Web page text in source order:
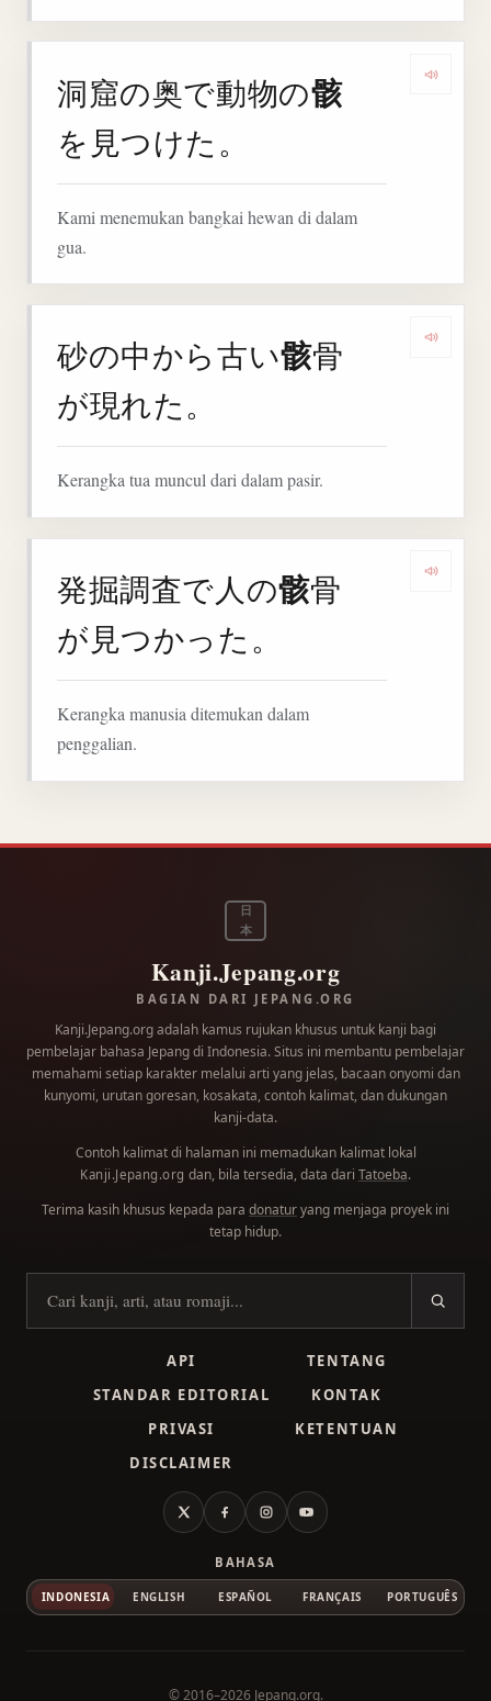
洞窟の奥で動物の骸
を見つけた。
Kami menemukan bangkai hewan di dalam
gua.
砂の中から古い骸骨
が現れた。
Kerangka tua muncul dari dalam pasir.
発掘調査で人の骸骨
が見つかった。
Kerangka manusia ditemukan dalam
penggalian.
日
本
Kanji.Jepang.org
BAGIAN DARI JEPANG.ORG
Kanji.Jepang.org adalah kamus rujukan khusus untuk kanji bagi
pembelajar bahasa Jepang di Indonesia. Situs ini membantu pembelajar
memahami setiap karakter melalui arti yang jelas, bacaan onyomi dan
kunyomi, urutan goresan, kosakata, contoh kalimat, dan dukungan
kanji-data.
Contoh kalimat di halaman ini memadukan kalimat lokal
Kanji.Jepang.org dan, bila tersedia, data dari Tatoeba.
Terima kasih khusus kepada para donaturyang menjaga proyek ini
tetap hidup.
Cari kanji
API
TENTANG
STANDAR EDITORIAL
KONTAK
PRIVASI
KETENTUAN
DISCLAIMER
X FacebookInstagramYouTube
BAHASA
INDONESIA ENGLISH ESPAÑOL FRANÇAIS PORTUGUÊS
© 2016–2026 Jepang.org.